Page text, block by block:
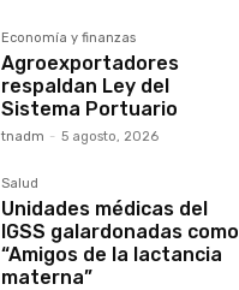
Economía y finanzas
Agroexportadores
respaldan Ley del
Sistema Portuario
tnadm - 5 agosto, 2026
Salud
Unidades médicas del
IGSS galardonadas como
“Amigos de la lactancia
materna”